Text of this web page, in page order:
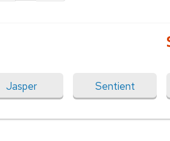
Jasper Sentient